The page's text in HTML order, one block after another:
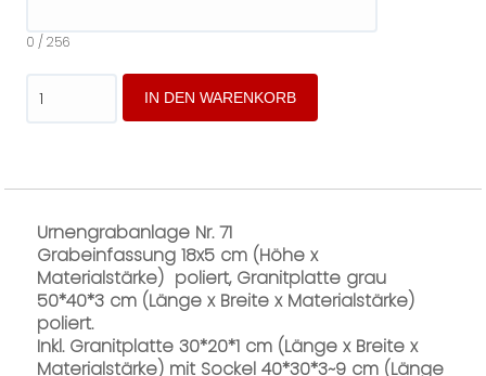
0 / 256
Urnengrabanlage Nr. 71
Grabeinfassung 18x5 cm (Höhe x
Materialstärke) poliert, Granitplatte grau
50*40*3 cm (Länge x Breite x Materialstärke)
poliert.
Inkl. Granitplatte 30*20*1 cm (Länge x Breite x
Materialstärke) mit Sockel 40*30*3~9 cm (Länge